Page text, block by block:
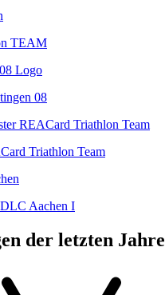
TEAM
08
Triathlon Team
Aachen I
der letzten Jahre